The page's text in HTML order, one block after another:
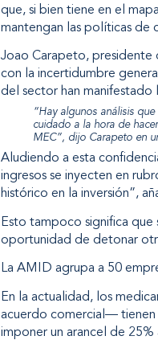
que, si bien tiene en el
mantengan las políticas de
Joao Carapeto, presidente
con la incertidumbre
del sector han manifestado
“Hay algunos análisis
cuidado a la hora de
MEC”, dijo Carapeto en
Aludiendo a esta
ingresos se inyecten en
histórico en la inversión”,
Esto tampoco significa que
oportunidad de detonar
La AMID agrupa a 50
En la actualidad, los
acuerdo comercial— tienen
imponer un arancel de